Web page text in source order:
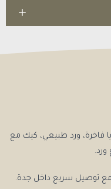
ورد طبيعي، كيك مع
مع توصيل سريع داخل جدة.